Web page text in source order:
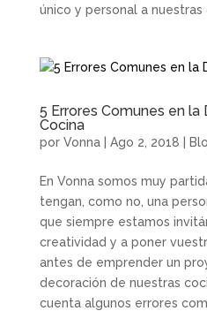
único y personal a nuestras
5 Errores Comunes en
Cocina
por Vonna| Ago 2, 2018
En Vonna somos muy
tengan, como no, una
que siempre estamos
creatividad y a poner
antes de emprender un
decoración de nuestras
cuenta algunos errores